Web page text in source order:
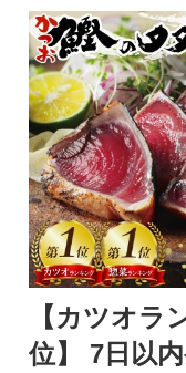
【カツオラ
位】 7日以